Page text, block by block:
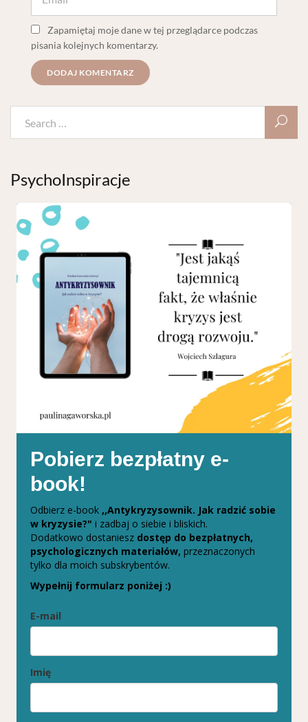
Zapamiętaj moje dane w tej przeglądarce podczas
pisania kolejnych komentarzy.
PsychoInspiracje
Pobierz bezpłatny e-
book!
Odbierz e-book ,,Antykryzysownik. Jak radzić sobie
w kryzysie?" i zadbaj o siebie i bliskich.
Dodatkowo dostaniesz dostęp do bezpłatnych,
psychologicznych materiałów, przeznaczonych
tylko dla moich subskrybentów.
Wypełnij formularz poniżej :)
E-mail
Imię